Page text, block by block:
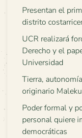
Presentan el
distrito
UCR realizará
Derecho y el
Universidad
Tierra,
originario
Poder formal y
personal quiere
democráticas